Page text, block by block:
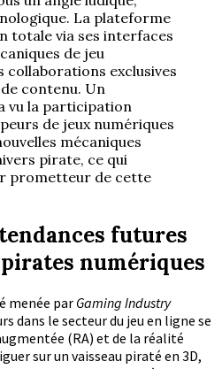
La plateforme
totale via ses interfaces
de jeu
collaborations exclusives
contenu. Un
vu la participation
de jeux numériques
mécaniques
pirate, ce qui
prometteur de cette
futures
numériques
menée par Gaming Industry
dans le secteur du jeu en ligne se
(RA) et de la réalité
sur un vaisseau piraté en 3D,